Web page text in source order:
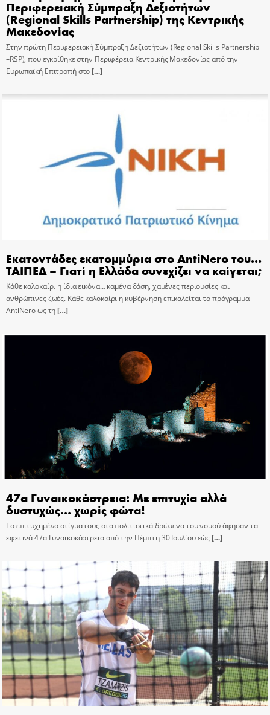
Περιφερειακή Σύμπραξη Δεξιοτήτων
(Regional Skills Partnership) της Κεντρικής
Μακεδονίας
Στην πρώτη Περιφερειακή Σύμπραξη Δεξιοτήτων (Regional Skills Partnership
–RSP), που εγκρίθηκε στην Περιφέρεια Κεντρικής Μακεδονίας από την
Ευρωπαϊκή Επιτροπή στο[…]
Εκατοντάδες εκατομμύρια στο AntiNero του…
ΤΑΙΠΕΔ – Γιατί η Ελλάδα συνεχίζει να καίγεται;
Κάθε καλοκαίρι η ίδια εικόνα… καμένα δάση, χαμένες περιουσίες και
ανθρώπινες ζωές. Κάθε καλοκαίρι η κυβέρνηση επικαλείται το πρόγραμμα
AntiNero ως τη[…]
47α Γυναικοκάστρεια: Με επιτυχία αλλά
δυστυχώς… χωρίς φώτα!
Το επιτυχημένο στίγμα τους στα πολιτιστικά δρώμενα του νομού άφησαν τα
εφετινά 47α Γυναικοκάστρεια από την Πέμπτη 30 Ιουλίου εώς[…]